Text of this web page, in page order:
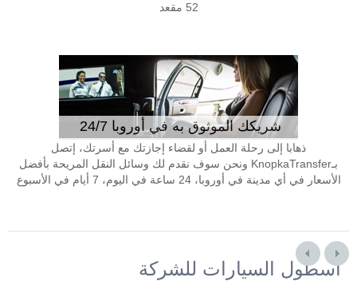
52 مقعد
شريكك الموثوق به في أوروبا 24/7
ذهابا إلى رحلة العمل أو لقضاء إجازتك مع أسرتك، إتصل
بـKnopkaTransfer ونحن سوف نقدم لك وسائل النقل المريحة بأفضل
الأسعار في أي مدينة في أوروبا، 24 ساعة في اليوم، 7 أيام في الأسبوع
أسطول السيارات للشركة